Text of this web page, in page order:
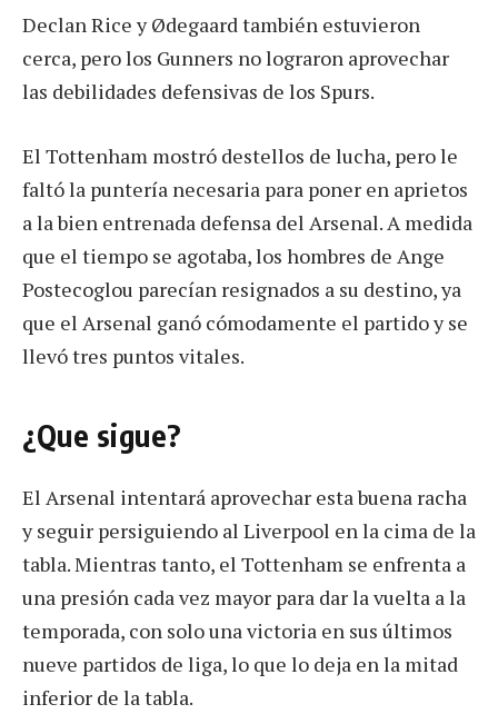
Declan Rice y Ødegaard también estuvieron
cerca, pero los Gunners no lograron aprovechar
las debilidades defensivas de los Spurs.
El Tottenham mostró destellos de lucha, pero le
faltó la puntería necesaria para poner en aprietos
a la bien entrenada defensa del Arsenal. A medida
que el tiempo se agotaba, los hombres de Ange
Postecoglou parecían resignados a su destino, ya
que el Arsenal ganó cómodamente el partido y se
llevó tres puntos vitales.
¿Que sigue?
El Arsenal intentará aprovechar esta buena racha
y seguir persiguiendo al Liverpool en la cima de la
tabla. Mientras tanto, el Tottenham se enfrenta a
una presión cada vez mayor para dar la vuelta a la
temporada, con solo una victoria en sus últimos
nueve partidos de liga, lo que lo deja en la mitad
inferior de la tabla.